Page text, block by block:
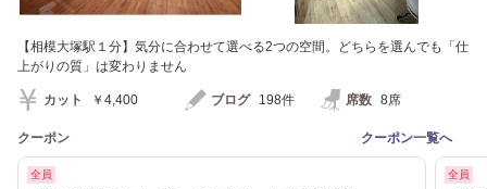
【相模大塚駅１分】気分に合わせて選べる2つの空間。どちらを選んでも「仕
上がりの質」は変わりません
カット ￥4,400 ブログ 198件 席数 8席
クーポン クーポン一覧へ
全員 全員